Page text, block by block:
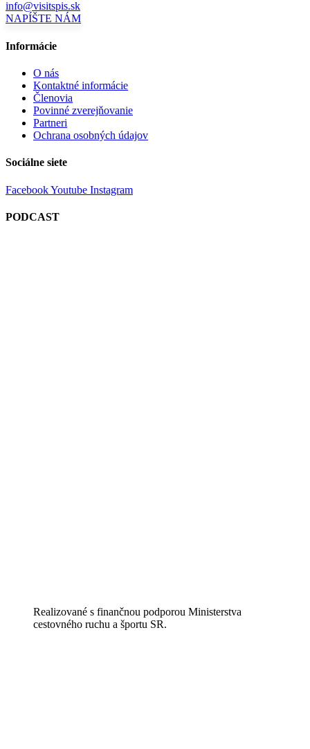
info@visitspis.sk
NAPÍŠTE NÁM
Informácie
O nás
Kontaktné informácie
Členovia
Povinné zverejňovanie
Partneri
Ochrana osobných údajov
Sociálne siete
FacebookYoutube Instagram
PODCAST
Realizované s finančnou podporou Ministerstva
cestovného ruchu a športu SR.